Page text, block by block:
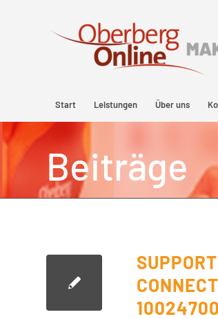
Start Leistungen Über uns
Beiträge